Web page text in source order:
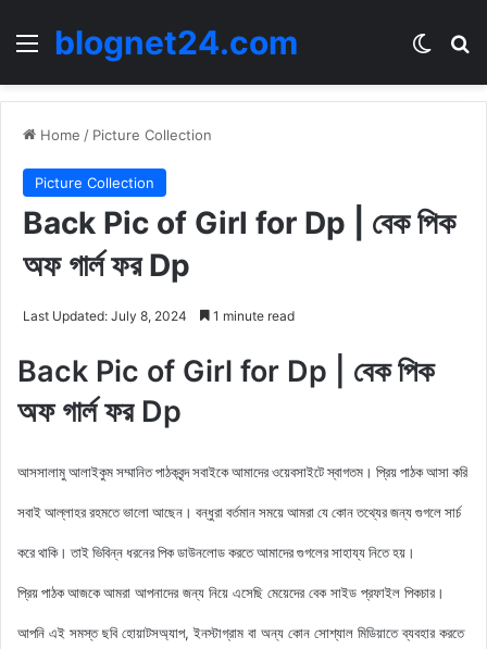
Menublognet24.com
Home / Picture Collection
Picture Collection
Back Pic of Girl for Dp | বেক পিক
অফ গার্ল ফর Dp
Last Updated: July 8, 2024 1 minute read
Back Pic of Girl for Dp | বেক পিক
অফ গার্ল ফর Dp
আসসালামু আলাইকুম সম্মানিত পাঠকবৃন্দ সবাইকে আমাদের ওয়েবসাইটে স্বাগতম। প্রিয় পাঠক আসা করি
সবাই আল্লাহর রহমতে ভালো আছেন। বন্ধুরা বর্তমান সময়ে আমরা যে কোন তথ্যের জন্য গুগলে সার্চ
করে থাকি। তাই ভিবিন্ন ধরনের পিক ডাউনলোড করতে আমাদের গুগলের সাহায্য নিতে হয়।
প্রিয় পাঠক আজকেআমরা আপনাদের জন্য নিয়ে এসেছি মেয়েদের বেক সাইড প্রফাইল পিকচার।
আপনি এই সমস্ত ছবি হোয়াটসঅ্যাপ, ইনস্টাগ্রাম বা অন্য কোন সোশ্যাল মিডিয়াতে ব্যবহার করতে